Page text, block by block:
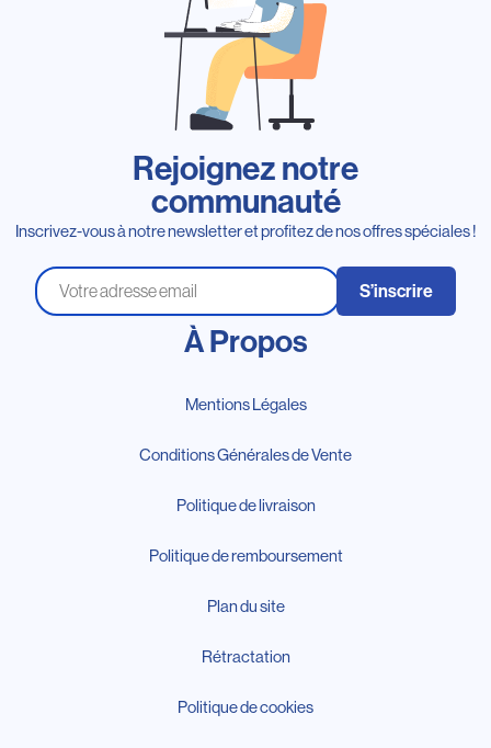
Rejoignez notre
communauté
Inscrivez-vous à notre newsletter et profitez de nos offres spéciales !
S’inscrire
À Propos
Mentions Légales
Conditions Générales de Vente
Politique de livraison
Politique de remboursement
Plan du site
Rétractation
Politique de cookies